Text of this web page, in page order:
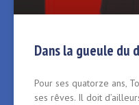
Dans la gueule du
Pour ses quatorze ans‚
ses rêves. Il doit